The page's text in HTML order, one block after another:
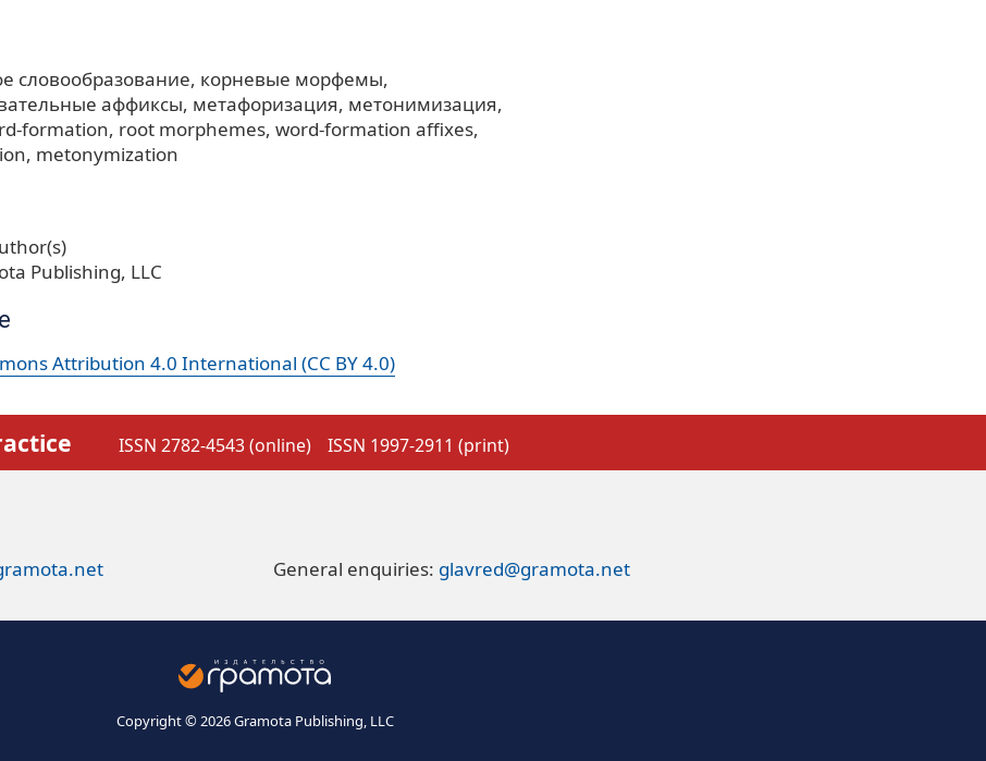
словообразование корневые морфемы
аффиксы метафоризация метонимизация
formation root morphemes word-formation affixes
metonymization
Publishing, LLC
Attribution 4.0 International (CC BY 4.0)
ISSN 2782-4543 (online) ISSN 1997-2911 (print)
General enquiries: glavred@gramota.net
Copyright © 2026 Gramota Publishing, LLC